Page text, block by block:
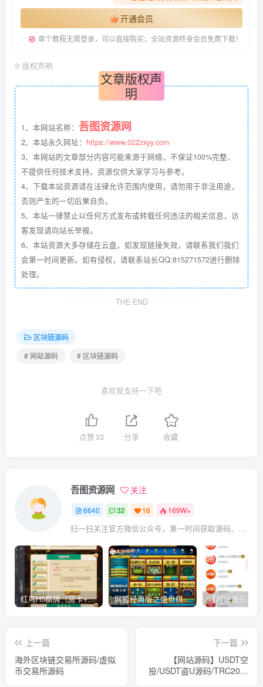
开通会员
单个教程无需登录，可以直接购买；全站资源终身会员免费下载！
© 版权声明
文章版权声
明
1、本网站名称： 吾图资源网
2、本站永久网址： https://www.022zxyy.com
3、本网站的文章部分内容可能来源于网络，不保证100%完整、
不提供任何技术支持。资源仅供大家学习与参考。
4、下载本站资源请在法律允许范围内使用，请勿用于非法用途，
否则产生的一切后果自负。
5、本站一律禁止以任何方式发布或转载任何违法的相关信息，访
客发现请向站长举报。
6、本站资源大多存储在云盘，如发现链接失效，请联系我们我们
会第一时间更新。如有侵权，请联系站长QQ:815271572进行删除
处理。
THE END
区块链源码
# 网站源码
# 区块链源码
喜欢就支持一下吧
点赞33 分享 收藏
吾图资源网 关注
6640 32 16 169W+
扫一扫关注官方微信公众号，第一时间获取源码、网赚项目资源教程，自媒体等知识干货，让互联网创业赚钱更简单。
红鸟H5棋牌（房卡+金币）全套双模式游戏源码 网狐经典版之盛世棋牌完整游戏源码（包含文档、架设教程、网站、源代码等）
上一篇
海外区块链交易所源码/虚拟
币交易所源码
下一篇
【网站源码】USDT空
投/USDT盗U源码/TRC20扫